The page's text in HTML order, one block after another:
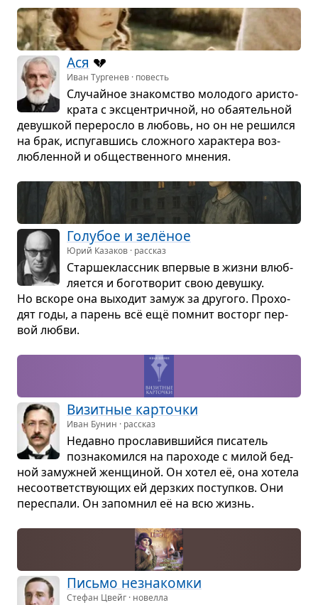
Ася 💔
Иван Тургенев · повесть
Слу­чайное зна­ком­ство моло­дого ари­сто­
крата с экс­цен­трич­ной, но оба­я­тель­ной
девуш­кой пере­росло в любовь, но он не решился
на брак, испу­гав­шись слож­ного харак­тера воз­
люб­лен­ной и обще­ствен­ного мне­ния.
Голу­бое и зелёное
Юрий Казаков · рассказ
Стар­ше­класс­ник впер­вые в жизни влюб­
ля­ется и бого­тво­рит свою девушку.
Но вскоре она выхо­дит замуж за дру­гого. Про­хо­
дят годы, а парень всё ещё помнит вос­торг пер­
вой любви.
Визит­ные кар­точки
Иван Бунин · рассказ
Недавно про­сла­вив­шийся писа­тель
позна­ко­мился на паро­ходе с милой бед­
ной замуж­ней жен­щи­ной. Он хотел её, она хотела
несо­от­вет­ству­ю­щих ей дерз­ких поступ­ков. Они
пере­спали. Он запо­мнил её на всю жизнь.
Письмо незна­комки
Стефан Цвейг · новелла